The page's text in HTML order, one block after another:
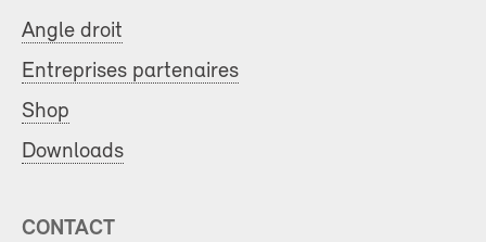
Angle droit
Entreprises partenaires
Shop
Downloads
CONTACT